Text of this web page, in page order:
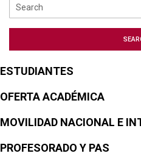
ESTUDIANTES
OFERTA ACADÉMICA
MOVILIDAD NACIONAL E
PROFESORADO Y PAS